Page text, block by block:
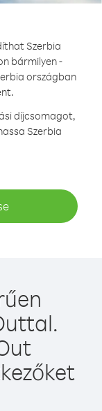
Szerbia
bármilyen -
országban
díjcsomagot,
Szerbia